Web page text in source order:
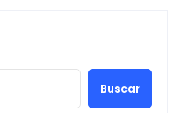
Buscar